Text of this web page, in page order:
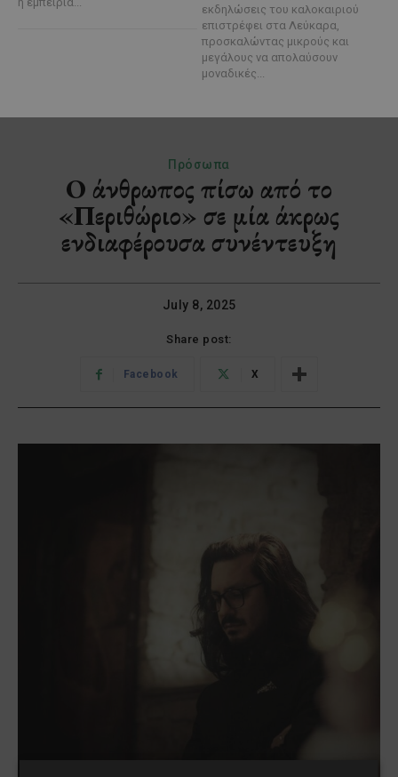
εκδηλώσεις του καλοκαιριού
επιστρέφει στα Λεύκαρα,
προσκαλώντας μικρούς και
μεγάλους να απολαύσουν
μοναδικές...